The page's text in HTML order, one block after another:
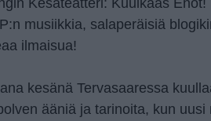
musiikkia, salaperäisiä
ilmaisua!
kesänä Tervasaaressa
ääniä ja tarinoita, kun uusi